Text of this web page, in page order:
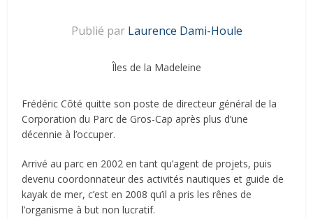
Publié par Laurence Dami-Houle
Îles de la Madeleine
Frédéric Côté quitte son poste de directeur général de la
Corporation du Parc de Gros-Cap après plus d’une
décennie à l’occuper.
Arrivé au parc en 2002 en tant qu’agent de projets, puis
devenu coordonnateur des activités nautiques et guide de
kayak de mer, c’est en 2008 qu’il a pris les rênes de
l’organisme à but non lucratif.